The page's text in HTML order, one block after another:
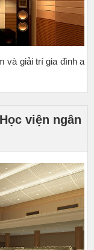
và giải trí gia đình a
viện ngân